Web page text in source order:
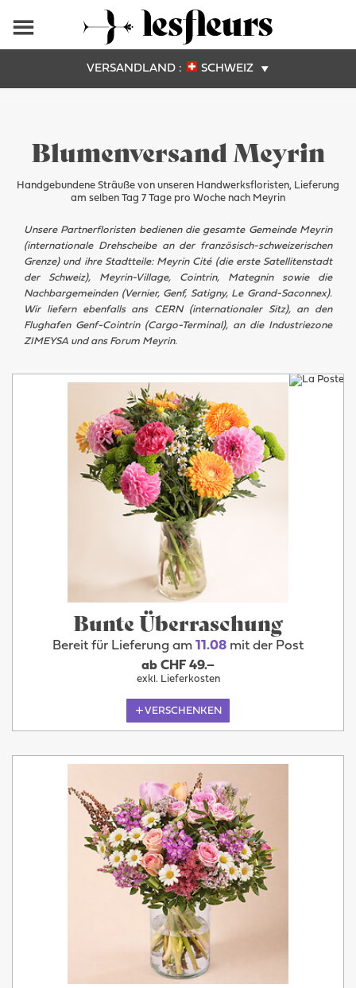
VERSANDLAND : SCHWEIZ
Blumenversand Meyrin
Handgebundene Sträuße von unseren Handwerksfloristen, Lieferung
am selben Tag 7 Tage pro Woche nach Meyrin
Unsere Partnerfloristen bedienen die gesamte Gemeinde Meyrin
(internationale Drehscheibe an der französisch-schweizerischen
Grenze) und ihre Stadtteile: Meyrin Cité (die erste Satellitenstadt
der Schweiz), Meyrin-Village, Cointrin, Mategnin sowie die
Nachbargemeinden (Vernier, Genf, Satigny, Le Grand-Saconnex).
Wir liefern ebenfalls ans CERN (internationaler Sitz), an den
Flughafen Genf-Cointrin (Cargo-Terminal), an die Industriezone
ZIMEYSA und ans Forum Meyrin.
Bunte Überraschung
Bereit für Lieferung am 11.08 mit der Post
ab CHF 49.–
exkl. Lieferkosten
VERSCHENKEN